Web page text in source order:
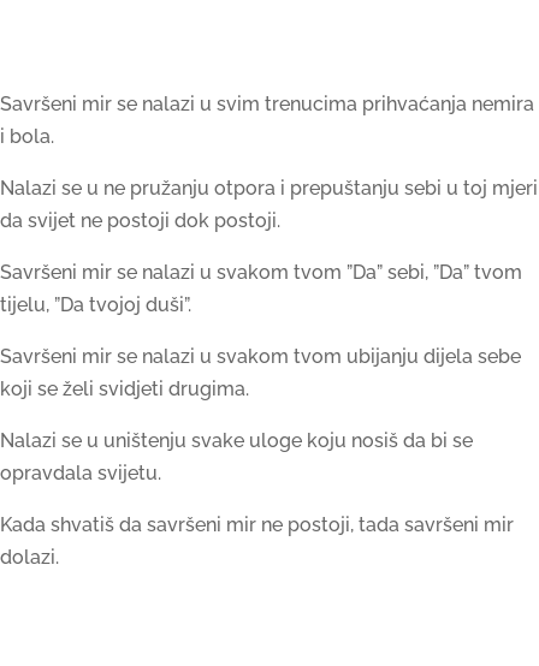
Savršeni mir se nalazi u svim trenucima prihvaćanja nemira
i bola.
Nalazi se u ne pružanju otpora i prepuštanju sebi u toj mjeri
da svijet ne postoji dok postoji.
Savršeni mir se nalazi u svakom tvom ”Da” sebi, ”Da” tvom
tijelu, ”Da tvojoj duši”.
Savršeni mir se nalazi u svakom tvom ubijanju dijela sebe
koji se želi svidjeti drugima.
Nalazi se u uništenju svake uloge koju nosiš da bi se
opravdala svijetu.
Kada shvatiš da savršeni mir ne postoji, tada savršeni mir
dolazi.